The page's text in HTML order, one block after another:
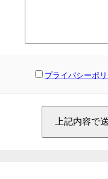
プライバシーポ